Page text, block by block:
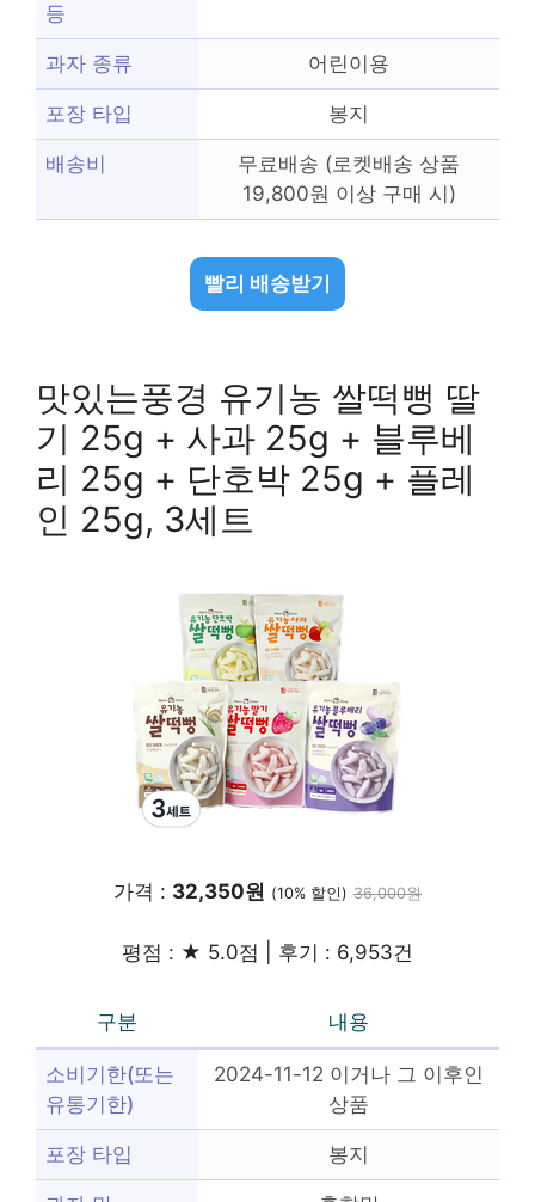
등
과자 종류 어린이용
포장 타입 봉지
배송비
무료배송 (로켓배송 상품
19,800원 이상 구매 시)
빨리 배송받기
맛있는풍경 유기농 쌀떡뻥 딸
기 25g + 사과 25g + 블루베
리 25g + 단호박 25g + 플레
인 25g, 3세트
가격 : 32,350원 (10% 할인) 36,000원
평점 : ★ 5.0점 | 후기 : 6,953건
구분 내용
소비기한(또는
유통기한)
2024-11-12 이거나 그 이후인
상품
포장 타입 봉지